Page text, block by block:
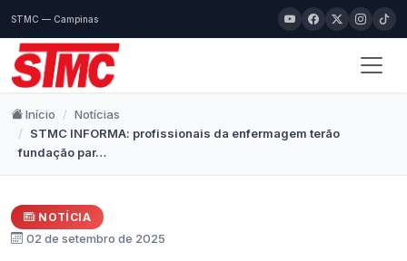
STMC — Campinas
Início
Notícias
STMC INFORMA: profissionais da enfermagem terão
fundação par…
NOTÍCIA
02 de setembro de 2025